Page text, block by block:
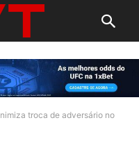
troca de adversário no